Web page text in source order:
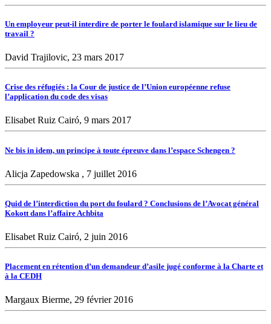
Un employeur peut-il interdire de porter le foulard islamique sur le lieu de
travail ?
David Trajilovic, 23 mars 2017
Crise des réfugiés : la Cour de justice de l’Union européenne refuse
l’application du code des visas
Elisabet Ruiz Cairó, 9 mars 2017
Ne bis in idem, un principe à toute épreuve dans l’espace Schengen ?
Alicja Zapedowska , 7 juillet 2016
Quid de l’interdiction du port du foulard ? Conclusions de l’Avocat général
Kokott dans l’affaire Achbita
Elisabet Ruiz Cairó, 2 juin 2016
Placement en rétention d’un demandeur d’asile jugé conforme à la Charte et
à la CEDH
Margaux Bierme, 29 février 2016